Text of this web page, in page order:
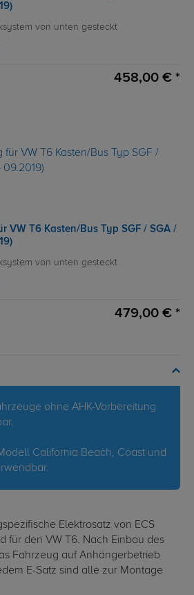
von unten gesteckt
458,00 € *
VW T6 Kasten/Bus Typ SGF / SGA /
von unten gesteckt
479,00 € *
ohne AHK-Vorbereitung
California Beach, Coast und
Elektrosatz von ECS
für den VW T6. Nach Einbau des
Fahrzeug auf Anhängerbetrieb
E-Satz sind alle zur Montage